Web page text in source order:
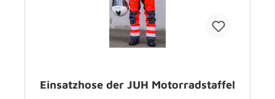
Einsatzhose der JUH Motorradstaffel